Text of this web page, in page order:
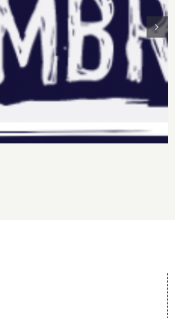
se ha vuelto innombrable!